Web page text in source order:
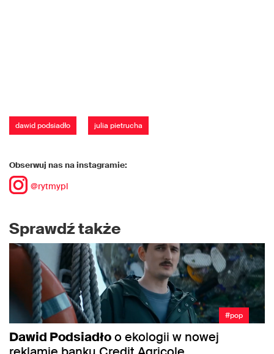
dawid podsiadło julia pietrucha
Obserwuj nas na instagramie:
@rytmypl
Sprawdź także
#pop
Dawid Podsiadłoo ekologii w nowej